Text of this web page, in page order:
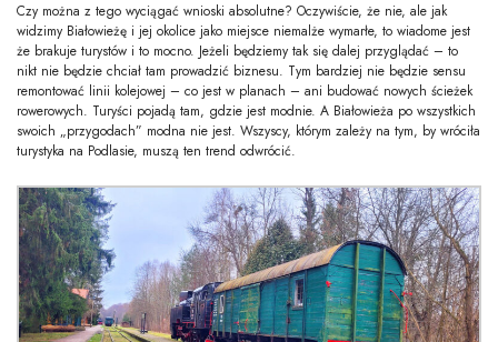
Czy można z tego wyciągać wnioski absolutne? Oczywiście, że nie, ale jak
widzimy Białowieżę i jej okolice jako miejsce niemalże wymarłe, to wiadome jest
że brakuje turystów i to mocno. Jeżeli będziemy tak się dalej przyglądać – to
nikt nie będzie chciał tam prowadzić biznesu. Tym bardziej nie będzie sensu
remontować linii kolejowej – co jest w planach – ani budować nowych ścieżek
rowerowych. Turyści pojadą tam, gdzie jest modnie. A Białowieża po wszystkich
swoich „przygodach” modna nie jest. Wszyscy, którym zależy na tym, by wróciła
turystyka na Podlasie, muszą ten trend odwrócić.